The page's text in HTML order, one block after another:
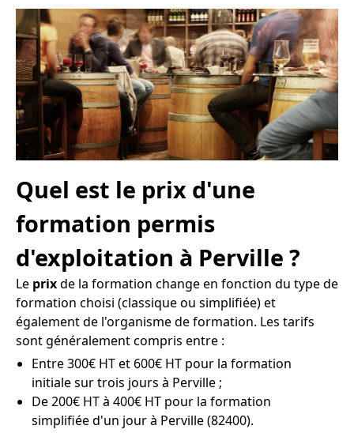
Quel est le prix d'une
formation permis
d'exploitation à Perville ?
Le prixde la formation change en fonction du type de
formation choisi (classique ou simplifiée) et
également de l'organisme de formation. Les tarifs
sont généralement compris entre :
Entre 300€ HT et 600€ HT pour la formation
initiale sur trois jours à Perville ;
De 200€ HT à 400€ HT pour la formation
simplifiée d'un jour à Perville (82400).